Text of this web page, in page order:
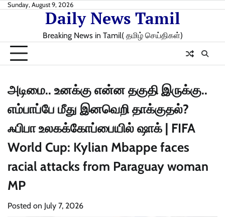
SkipSunday, August 9, 2026
Daily News Tamil
Breaking News in Tamil( தமிழ் செய்திகள்)
அடிமை.. உனக்கு என்ன தகுதி இருக்கு..
எம்பாப்பே மீது இனவெறி தாக்குதல்?
ஃபிபா உலகக்கோப்பையில் ஷாக் | FIFA
World Cup: Kylian Mbappe faces
racial attacks from Paraguay woman
MP
Posted on July 7, 2026